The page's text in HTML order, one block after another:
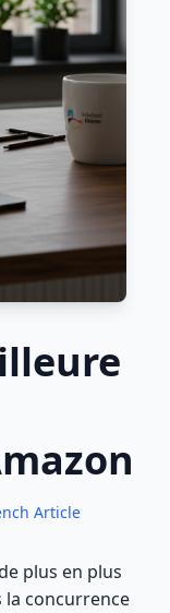
Article
plus en plus
la concurrence